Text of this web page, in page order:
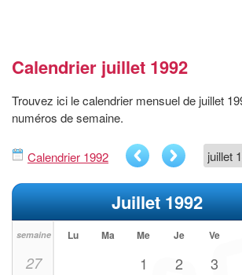
Calendrier juillet 1992
Trouvez ici le calendrier mensuel de juillet
numéros de semaine.
Calendrier 1992
Juillet 1992
semaine Lu Ma Me Je Ve
27 1 2 3